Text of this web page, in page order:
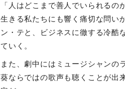
「人はどこまで善人でいられる
生きる私たちにも響く痛切な問い
ン・テと、ビジネスに徹する冷酷
ていく。
また、劇中にはミュージシャンの
葵ならではの歌声も聴くことが出